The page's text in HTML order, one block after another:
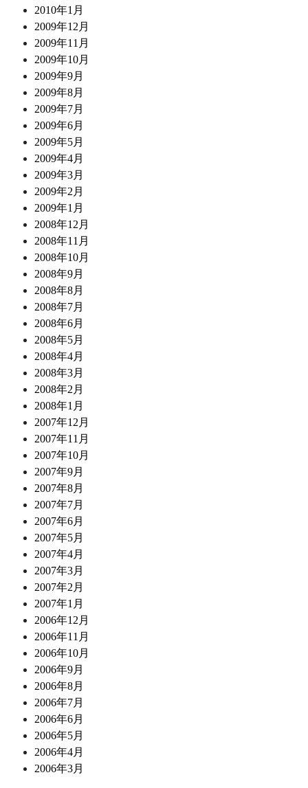
2010年1月
2009年12月
2009年11月
2009年10月
2009年9月
2009年8月
2009年7月
2009年6月
2009年5月
2009年4月
2009年3月
2009年2月
2009年1月
2008年12月
2008年11月
2008年10月
2008年9月
2008年8月
2008年7月
2008年6月
2008年5月
2008年4月
2008年3月
2008年2月
2008年1月
2007年12月
2007年11月
2007年10月
2007年9月
2007年8月
2007年7月
2007年6月
2007年5月
2007年4月
2007年3月
2007年2月
2007年1月
2006年12月
2006年11月
2006年10月
2006年9月
2006年8月
2006年7月
2006年6月
2006年5月
2006年4月
2006年3月